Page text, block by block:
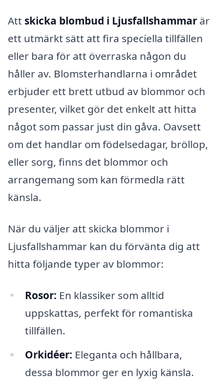
Att skicka blombud i Ljusfallshammar är
ett utmärkt sätt att fira speciella tillfällen
eller bara för att överraska någon du
håller av. Blomsterhandlarna i området
erbjuder ett brett utbud av blommor och
presenter, vilket gör det enkelt att hitta
något som passar just din gåva. Oavsett
om det handlar om födelsedagar, bröllop,
eller sorg, finns det blommor och
arrangemang som kan förmedla rätt
känsla.
När du väljer att skicka blommor i
Ljusfallshammar kan du förvänta dig att
hitta följande typer av blommor:
Rosor: En klassiker som alltid
uppskattas, perfekt för romantiska
tillfällen.
Orkidéer: Eleganta och hållbara,
dessa blommor ger en lyxig känsla.